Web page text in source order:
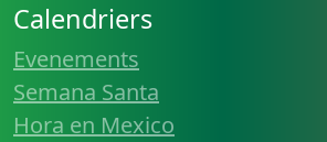
Calendriers
Evenements
Semana Santa
Hora en Mexico